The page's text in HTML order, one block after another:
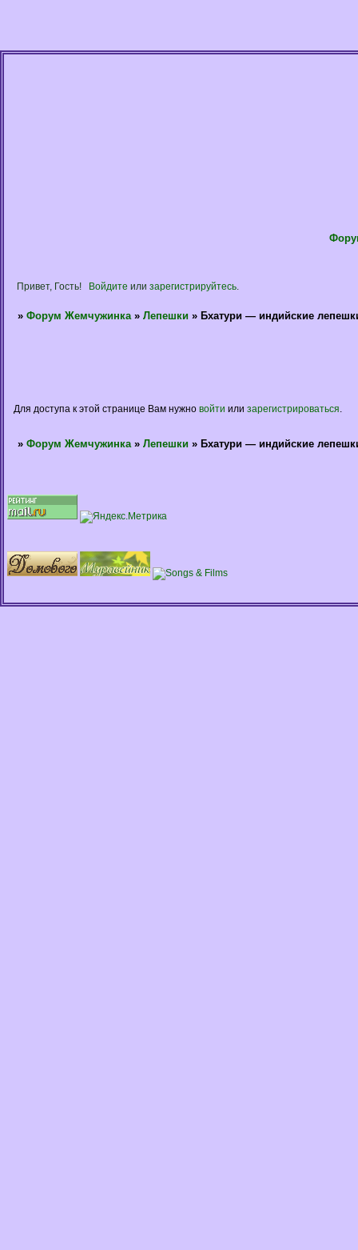
Привет, Гость! Войдите или зарегистрируйтесь.
» Форум Жемчужинка » Лепешки » Бхатури — индийские
Для доступа к этой странице Вам нужно войти или зарегистрироваться
» Форум Жемчужинка » Лепешки » Бхатури — индийские